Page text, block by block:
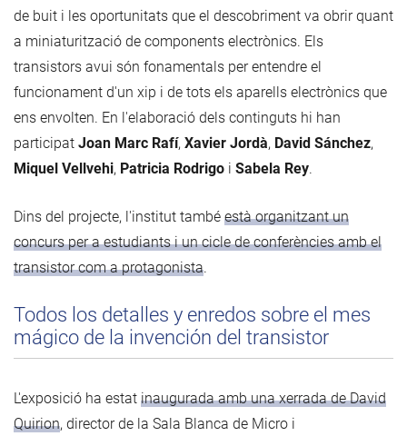
de buit i les oportunitats que el descobriment va obrir quant
a miniaturització de components electrònics. Els
transistors avui són fonamentals per entendre el
funcionament d'un xip i de tots els aparells electrònics que
ens envolten. En l'elaboració dels continguts hi han
participat Joan Marc Rafí, Xavier Jordà, David Sánchez,
Miquel Vellvehi, Patricia Rodrigo i Sabela Rey.
Dins del projecte, l'institut també està organitzant un
concurs per a estudiants i un cicle de conferències amb el
transistor com a protagonista.
Todos los detalles y enredos sobre el mes
mágico de la invención del transistor
L'exposició ha estat inaugurada amb una xerrada de David
Quirion, director de la Sala Blanca de Micro i